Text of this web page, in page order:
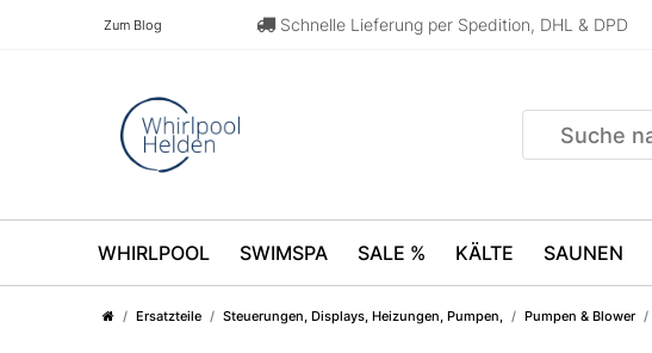
Zum Blog Schnelle Lieferung per Spedition, DHL & DPD
WHIRLPOOL SWIMSPA SALE % KÄLTE SAUNEN
Ersatzteile Steuerungen, Displays, Heizungen, Pumpen, Pumpen & Blower